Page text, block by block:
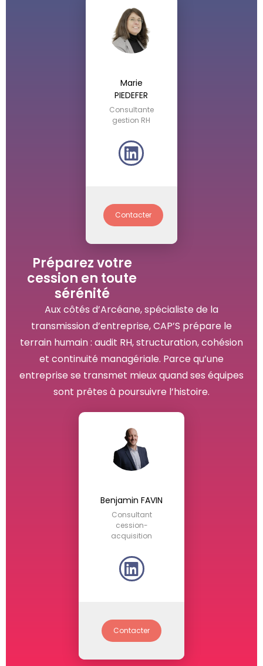
Marie
PIEDEFER
Consultante
gestion RH
Contacter
Préparez votre
cession en toute
sérénité
Aux côtés d’Arcéane, spécialiste de la
transmission d’entreprise, CAP’S prépare le
terrain humain : audit RH, structuration, cohésion
et continuité managériale. Parce qu’une
entreprise se transmet mieux quand ses équipes
sont prêtes à poursuivre l’histoire.
Benjamin FAVIN
Consultant
cession-
acquisition
Contacter